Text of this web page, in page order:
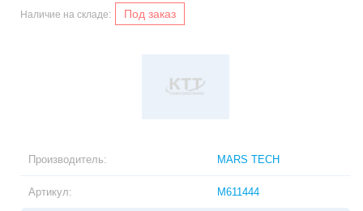
Наличие на складе: Под заказ
Производитель: MARS TECH
Артикул: M611444